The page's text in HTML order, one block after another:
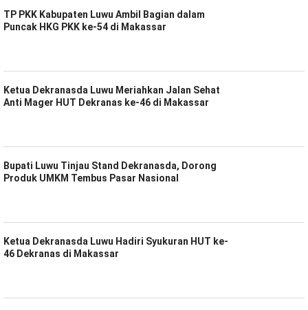
TP PKK Kabupaten Luwu Ambil Bagian dalam
Puncak HKG PKK ke-54 di Makassar
Ketua Dekranasda Luwu Meriahkan Jalan Sehat
Anti Mager HUT Dekranas ke-46 di Makassar
Bupati Luwu Tinjau Stand Dekranasda, Dorong
Produk UMKM Tembus Pasar Nasional
Ketua Dekranasda Luwu Hadiri Syukuran HUT ke-
46 Dekranas di Makassar